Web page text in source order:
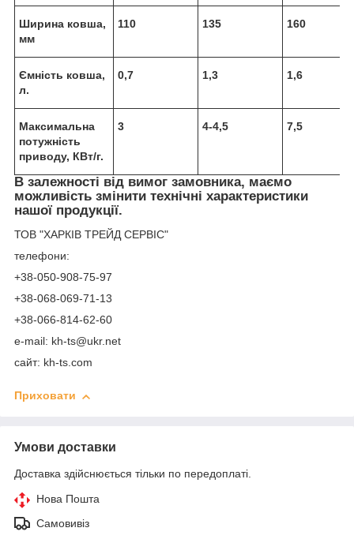
Ширина ковша,
мм
110 135 160
Ємність ковша,
л.
0,7 1,3 1,6
Максимальна
потужність
приводу, КВт/г.
3 4-4,5 7,5
В залежності від вимог замовника, маємо
можливість змінити технічні характеристики
нашої продукції.
ТОВ "ХАРКІВ ТРЕЙД СЕРВІС"
телефони:
+38-050-908-75-97
+38-068-069-71-13
+38-066-814-62-60
e-mail: kh-ts@ukr.net
сайт: kh-ts.com
Приховати
Умови доставки
Доставка здійснюється тільки по передоплаті.
Нова Пошта
Самовивіз